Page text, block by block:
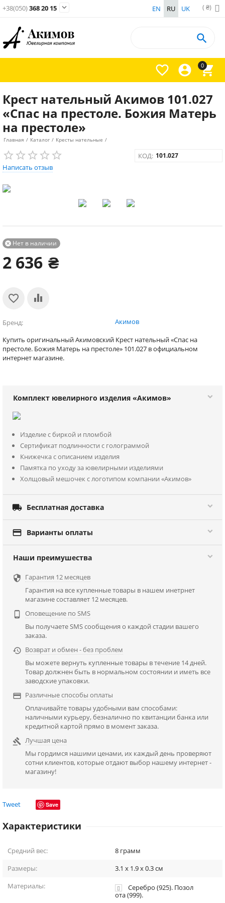
( ₴)
EN RU UK
+38(050)368 20 15 
0




Крест нательный Акимов 101.027
«Спас на престоле. Божия Матерь
на престоле»
Главная / Каталог / Кресты нательные /
Написать отзыв
КОД: 101.027
Нет в наличии

2 636 ₴
Бренд Акимов
Купить оригинальный Акимовский Крест нательный «Спас на
престоле. Божия Матерь на престоле» 101.027 в официальном
интернет магазине.
Комплект ювелирного изделия «Акимов»
Изделие с биркой и пломбой
Сертификат подлинности с голограммой
Книжечка с описанием изделия
Памятка по уходу за ювелирными изделиями
Холщовый мешочек с логотипом компании «Акимов»
 Бесплатная доставка
 Варианты оплаты
Наши преимушества
 Гарантия 12 месяцев
Гарантия на все купленные товары в нашем инетрнет
магазине составляет 12 месяцев.

Оповещение по SMS
Вы получаете SMS сообщения о каждой стадии вашего
заказа.
 Возврат и обмен - без проблем
Вы можете вернуть купленные товары в течение 14 дней.
Товар должнен быть в нормальном состоянии и иметь все
заводские упаковки.
 Различные способы оплаты
Оплачивайте товары удобными вам способами:
наличными курьеру, безналично по квитанции банка или
кредитной картой прямо в момент заказа.

Лучшая цена
Мы гордимся нашими ценами, их каждый день проверяют
сотни клиентов, которые отдают выбор нашему интернет -
магазину!
Tweet Save
Характеристики
Средний вес: 8 грамм
Размеры:
3.1 x 1.9 x 0.3см
Материалы:
Серебро (925). Позол
ота (999).